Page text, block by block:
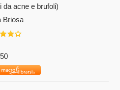
da acne e brufoli)
Briosa